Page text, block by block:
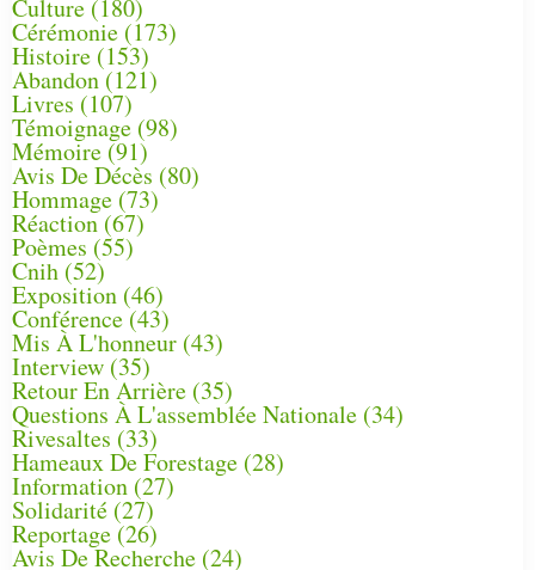
Culture (180)
Cérémonie (173)
Histoire (153)
Abandon(121)
Livres (107)
Témoignage (98)
Mémoire (91)
Avis De Décès (80)
Hommage (73)
Réaction(67)
Poèmes (55)
Cnih (52)
Exposition (46)
Conférence(43)
Mis À L'honneur (43)
Interview (35)
Retour En Arrière (35)
Questions À L'assemblée Nationale (34)
Rivesaltes (33)
Hameaux De Forestage (28)
Information (27)
Solidarité (27)
Reportage(26)
Avis De Recherche (24)